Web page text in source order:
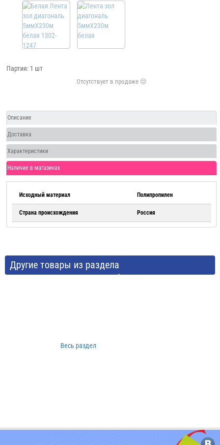
Партия: 1 шт
Описание
Доставка
Характеристики
Наличие в магазинах
Исходный материал Полипропилен
Страна происхождения Россия
Другие товары из раздела
Аксессуары и расходные материалы
Весь раздел